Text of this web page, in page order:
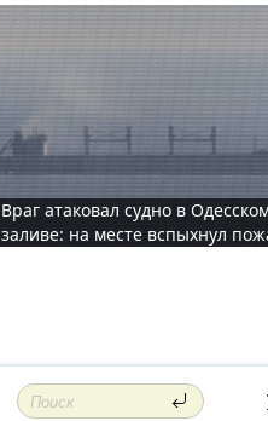
Враг атаковал судно в
заливе: на месте вспыхнул